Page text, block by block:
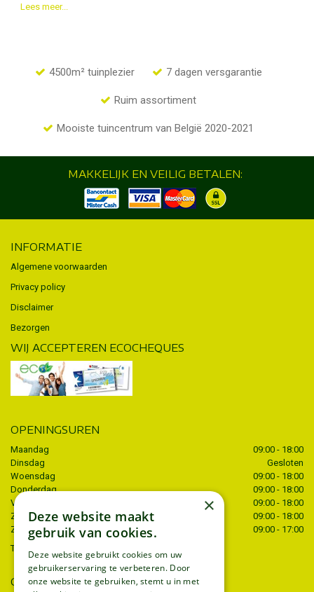
Lees meer...
4500m² tuinplezier 7 dagen versgarantie
Ruim assortiment
Mooiste tuincentrum van België 2020-2021
MAKKELIJK EN VEILIG BETALEN:
INFORMATIE
Algemene voorwaarden
Privacy policy
Disclaimer
Bezorgen
WIJ ACCEPTEREN ECOCHEQUES
OPENINGSUREN
Maandag
09:00 - 18:00
Dinsdag
Gesloten
Woensdag
09:00 - 18:00
Donderdag
09:00 - 18:00
Vrijdag
09:00 - 18:00
Zaterdag
09:00 - 18:00
Zondag
09:00 - 17:00
Toon alle openingstijden
CONTACT
×
Deze website maakt
gebruik van cookies.
Deze website gebruikt cookies om uw
gebruikerservaring te verbeteren. Door
onze website te gebruiken, stemt u in met